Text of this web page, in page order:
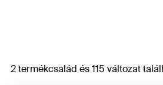
2 termékcsalád és 115 változat